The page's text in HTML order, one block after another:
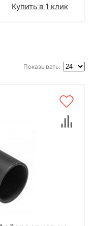
Купить в 1 клик
Показывать: